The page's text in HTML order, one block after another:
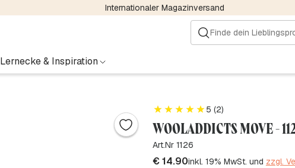
Internationaler Magazinversand
Lernecke & Inspiration
5 (2)
WOOLADDICTS MOVE -
Art.Nr 1126
€14.90inkl. 19% MwSt. und zzgl.